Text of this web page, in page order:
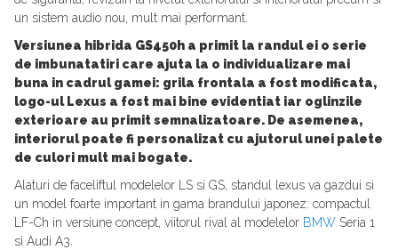
un sistem audio nou, mult mai performant.
Versiunea hibrida GS450h a primit la randul ei o serie
de imbunatatiri care ajuta la o individualizare mai
buna in cadrul gamei: grila frontala a fost modificata,
logo-ul Lexus a fost mai bine evidentiat iar oglinzile
exterioare au primit semnalizatoare. De asemenea,
interiorul poate fi personalizat cu ajutorul unei palete
de culori mult mai bogate.
Alaturi de faceliftul modelelor LS si GS, standul lexus va gazdui si
un model foarte important in gama brandului japonez: compactul
LF-Ch in versiune concept, viitorul rival al modelelor BMW Seria 1
si Audi A3.